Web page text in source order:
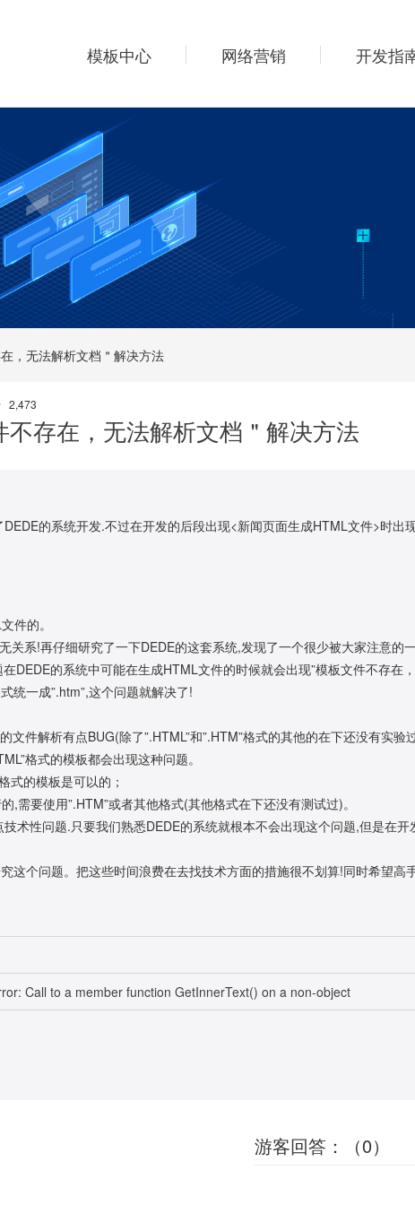
模板中心 网络营销 开发指
，无法解析文档＂解决方法
2,473
不存在，无法解析文档＂解决方法
的系统开发.不过在开发的后段出现<新闻页面生成HTML文件>时出
件的。
关系!再仔细研究了一下DEDE的这套系统,发现了一个很少被大家注意的
DEDE的系统中可能在生成HTML文件的时候就会出现”模板文件不存在
统一成”.htm”,这个问题就解决了!
文件解析有点BUG(除了”.HTML”和”.HTM”格式的其他的在下还没有实验
格式的模板都会出现这种问题。
式的模板是可以的；
,需要使用”.HTM”或者其他格式(其他格式在下还没有测试过)。
术性问题.只要我们熟悉DEDE的系统就根本不会出现这个问题,但是在
这个问题。把这些时间浪费在去找技术方面的措施很不划算!同时希望高
Call to a member function GetInnerText() on a non-object
游客回答：（0）